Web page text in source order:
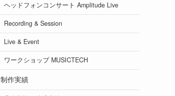
ヘッドフォンコンサート Amplitude Live
Recording & Session
Live & Event
ワークショップ MUSICTECH
制作実績